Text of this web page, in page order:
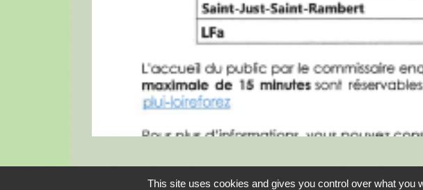
This site uses cookies and gives you control over what you